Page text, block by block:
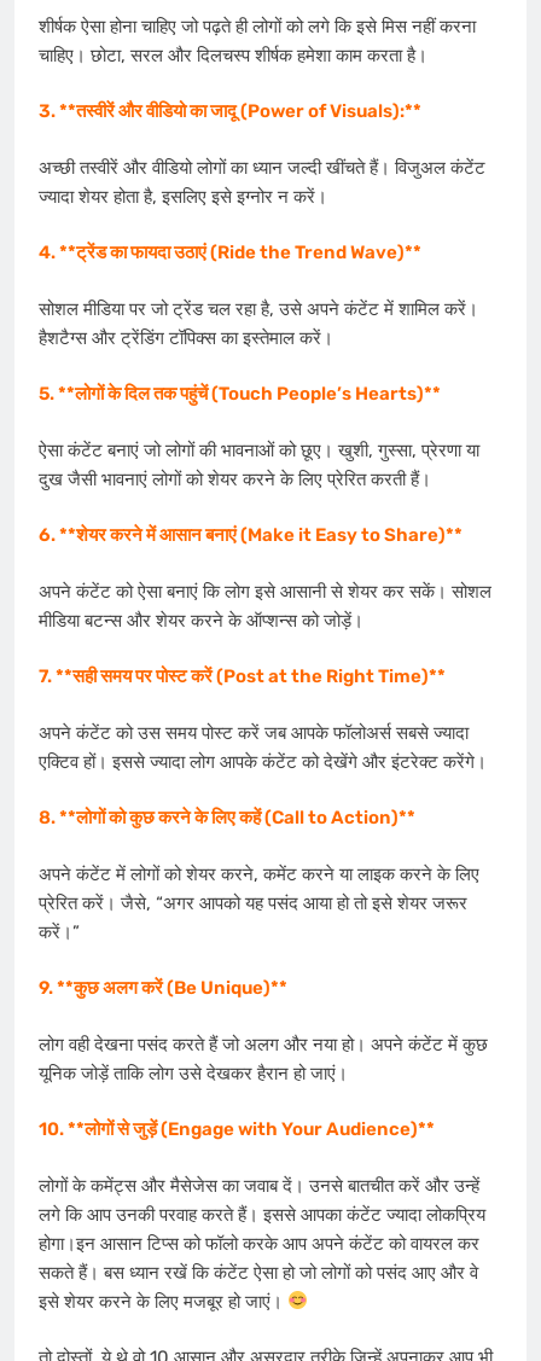
शीर्षक ऐसा होना चाहिए जो पढ़ते ही लोगों को लगे कि इसे मिस नहीं करना
चाहिए। छोटा, सरल और दिलचस्प शीर्षक हमेशा काम करता है।
3. **तस्वीरें और वीडियो का जादू (Power of Visuals):**
अच्छी तस्वीरें और वीडियो लोगों का ध्यान जल्दी खींचते हैं। विजुअल कंटेंट
ज्यादा शेयर होता है, इसलिए इसे इग्नोर न करें।
4. **ट्रेंड का फायदा उठाएं (Ride the Trend Wave)**
सोशल मीडिया पर जो ट्रेंड चल रहा है, उसे अपने कंटेंट में शामिल करें।
हैशटैग्स और ट्रेंडिंग टॉपिक्स का इस्तेमाल करें।
5. **लोगों के दिल तक पहुंचें (Touch People’s Hearts)**
ऐसा कंटेंट बनाएं जो लोगों की भावनाओं को छूए। खुशी, गुस्सा, प्रेरणा या
दुख जैसी भावनाएं लोगों को शेयर करने के लिए प्रेरित करती हैं।
6. **शेयर करने में आसान बनाएं (Make it Easy to Share)**
अपने कंटेंट को ऐसा बनाएं कि लोग इसे आसानी से शेयर कर सकें। सोशल
मीडिया बटन्स और शेयर करने के ऑप्शन्स को जोड़ें।
7. **सही समय पर पोस्ट करें (Post at the Right Time)**
अपने कंटेंट को उस समय पोस्ट करें जब आपके फॉलोअर्स सबसे ज्यादा
एक्टिव हों। इससे ज्यादा लोग आपके कंटेंट को देखेंगे और इंटरेक्ट करेंगे।
8. **लोगों को कुछ करने के लिए कहें (Call to Action)**
अपने कंटेंट में लोगों को शेयर करने, कमेंट करने या लाइक करने के लिए
प्रेरित करें। जैसे, “अगर आपको यह पसंद आया हो तो इसे शेयर जरूर
करें।”
9. **कुछ अलग करें (Be Unique)**
लोग वही देखना पसंद करते हैं जो अलग और नया हो। अपने कंटेंट में कुछ
यूनिक जोड़ें ताकि लोग उसे देखकर हैरान हो जाएं।
10. **लोगों से जुड़ें (Engage with Your Audience)**
लोगों के कमेंट्स और मैसेजेस का जवाब दें। उनसे बातचीत करें और उन्हें
लगे कि आप उनकी परवाह करते हैं। इससे आपका कंटेंट ज्यादा लोकप्रिय
होगा।इन आसान टिप्स को फॉलो करके आप अपने कंटेंट को वायरल कर
सकते हैं। बस ध्यान रखें कि कंटेंट ऐसा हो जो लोगों को पसंद आए और वे
इसे शेयर करने के लिए मजबूर हो जाएं।